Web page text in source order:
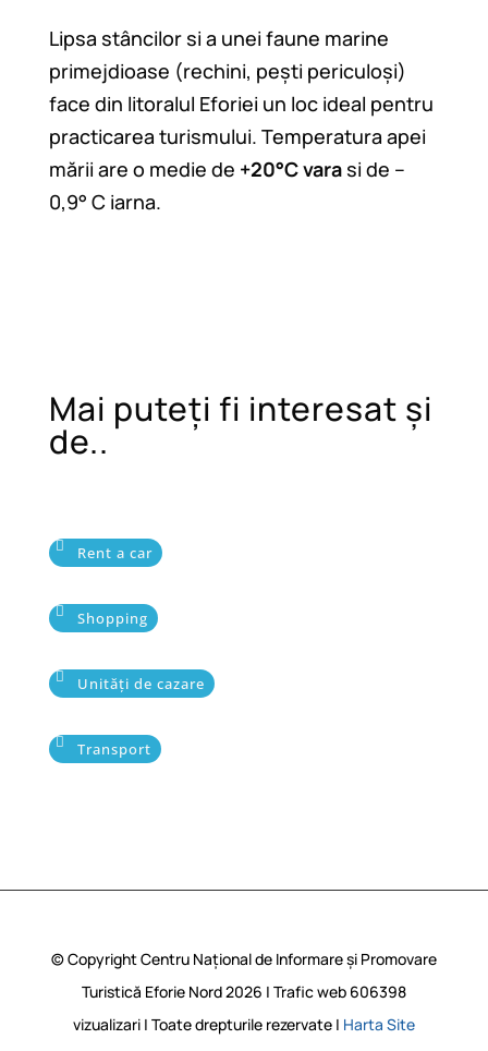
Lipsa stâncilor si a unei faune marine
primejdioase (rechini, pești periculoși)
face din litoralul Eforiei un loc ideal pentru
practicarea turismului. Temperatura apei
mării are o medie de +20°C varasi de –
0,9° C iarna.
Mai puteți fi interesat și
de..
Rent a car
Shopping
Unități de cazare
Transport
© Copyright Centru Național de Informare și Promovare
Turistică Eforie Nord 2026 | Trafic web 606398
vizualizari | Toate drepturile rezervate | Harta Site